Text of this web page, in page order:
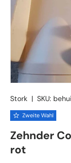
Stork | SKU:
Zweite Wahl
Zehnder
rot